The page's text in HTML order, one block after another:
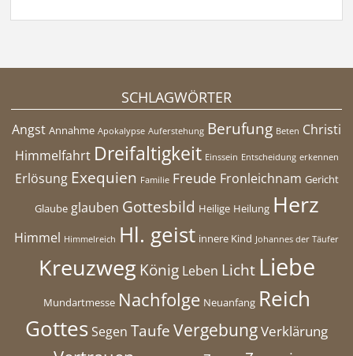
SCHLAGWÖRTER
Angst Annahme Apokalypse Auferstehung Berufung Beten Christi
Himmelfahrt Dreifaltigkeit Einssein Entscheidung erkennen
Erlösung Exequien Familie Freude Fronleichnam Gericht
Glaube glauben Gottesbild Heilige Heilung Herz
Himmel Himmelreich Hl. geist innere Kind Johannes der Täufer
Kreuzweg König Leben Licht Liebe
Mundartmesse Nachfolge Neuanfang Reich
Gottes Segen TaufeVergebungVerklärung